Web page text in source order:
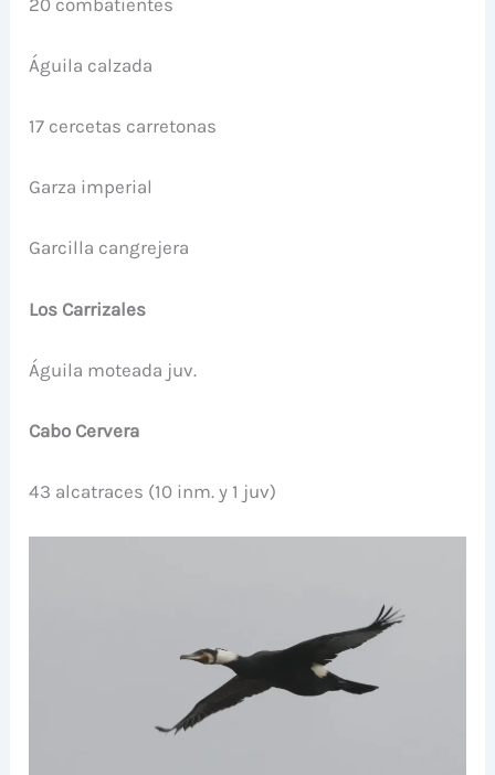
Águila calzada
17 cercetas carretonas
Garza imperial
Garcilla cangrejera
Los Carrizales
Águila moteada juv.
Cabo Cervera
43 alcatraces (10 inm. y 1 juv)